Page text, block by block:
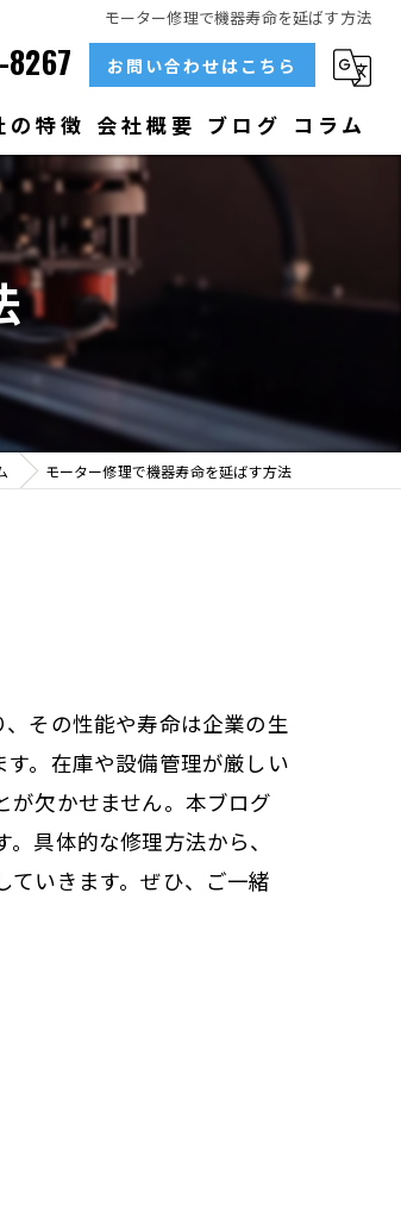
モーター修理で機器寿命を延ばす方法
お問い合わせはこちら
の特徴
リング
ンテナンス
会社概要 ブログ コラム
モーター修理で機器寿命を延ばす方法
その性能や寿命は企業の生
。在庫や設備管理が厳しい
欠かせません。本ブログ
具体的な修理方法から、
いきます。ぜひ、ご一緒